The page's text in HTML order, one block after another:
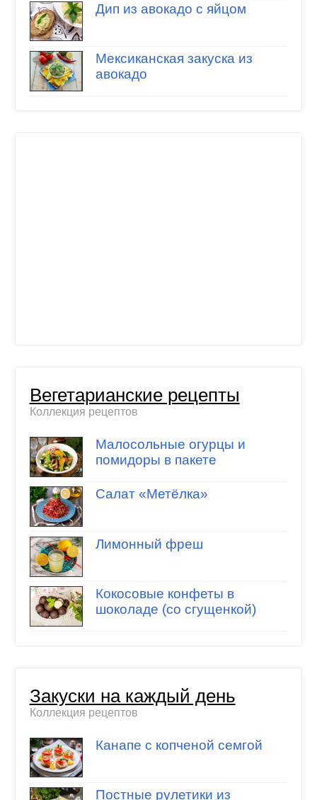
Дип из авокадо с яйцом
Мексиканская закуска из
авокадо
Вегетарианские рецепты
Коллекция рецептов
Малосольные огурцы и
помидоры в пакете
Салат «Метёлка»
Лимонный фреш
Кокосовые конфеты в
шоколаде (со сгущенкой)
Закуски на каждый день
Коллекция рецептов
Канапе с копченой семгой
Постные рулетики из